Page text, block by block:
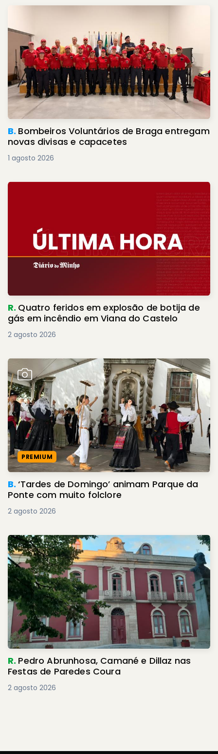
B. Bombeiros Voluntários de Braga entregam
novas divisas e capacetes
1 agosto 2026
R. Quatro feridos em explosão de botija de
gás em incêndio em Viana do Castelo
2 agosto 2026
PREMIUM
B.‘Tardes de Domingo’ animam Parque da
Ponte com muito folclore
2 agosto 2026
R. Pedro Abrunhosa, Camané e Dillaz nas
Festas de Paredes Coura
2 agosto 2026